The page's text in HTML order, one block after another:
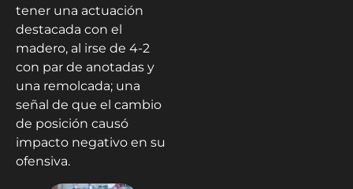
tener una actuación
destacada con el
madero, al irse de 4-2
con par de anotadas y
una remolcada; una
señal de que el cambio
de posición causó
impacto negativo en su
ofensiva.